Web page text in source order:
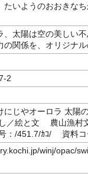
たいようのおおきな
、太陽は空の美しい
の関係を、オリジナ
2
にじやオーロラ 太
／絵と文 農山漁村
：/451.7/ｶｺ/ 資料コ
winj/opac/